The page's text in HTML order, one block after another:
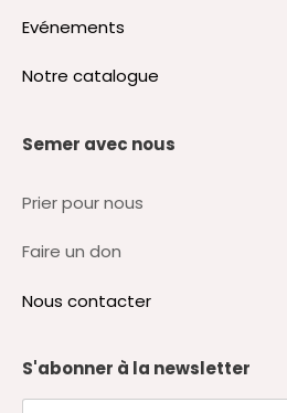
Evénements
Notre catalogue
Semer avec nous
Prier pour nous
Faire un don
Nous contacter
S'abonner à la newsletter